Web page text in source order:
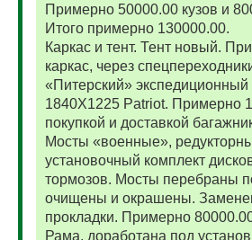
Примерно 50000.00 кузов и
Итого примерно 130000.00.
Каркас и тент. Тент новый.
каркас, через
«Питерский» экспедиционный
1840Х1225 Patriot. Примерно
покупкой и доставкой
Мосты «военные»,
установочный комплект
тормозов. Мосты перебраны
очищены и окрашены.
прокладки. Примерно
Рама, доработана под